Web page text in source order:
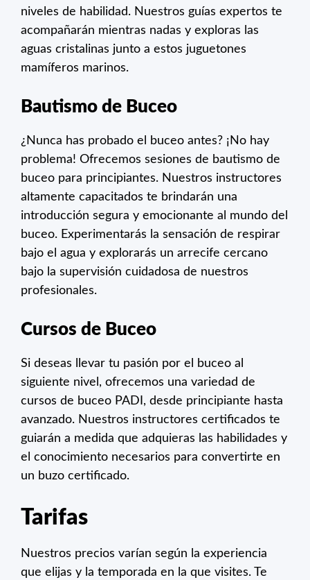
niveles de habilidad. Nuestros guías expertos te
acompañarán mientras nadas y exploras las
aguas cristalinas junto a estos juguetones
mamíferos marinos.
Bautismo de Buceo
¿Nunca has probado el buceo antes? ¡No hay
problema! Ofrecemos sesiones de bautismo de
buceo para principiantes. Nuestros instructores
altamente capacitados te brindarán una
introducción segura y emocionante al mundo del
buceo. Experimentarás la sensación de respirar
bajo el agua y explorarás un arrecife cercano
bajo la supervisión cuidadosa de nuestros
profesionales.
Cursos de Buceo
Si deseas llevar tu pasión por el buceo al
siguiente nivel, ofrecemos una variedad de
cursos de buceo PADI, desde principiante hasta
avanzado. Nuestros instructores certificados te
guiarán a medida que adquieras las habilidades y
el conocimiento necesarios para convertirte en
un buzo certificado.
Tarifas
Nuestros precios varían según la experiencia
que elijas y la temporada en la que visites. Te